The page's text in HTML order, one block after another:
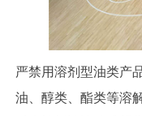
严禁用溶剂型油类产
油、醇类、酯类等溶